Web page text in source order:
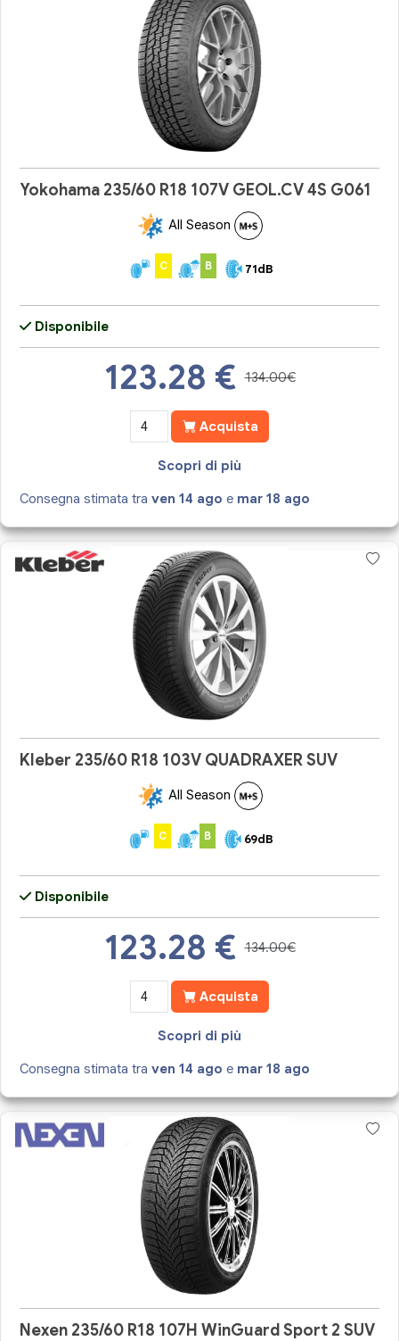
Yokohama 235/60 R18 107V GEOL.CV 4S G061
All Season
C B 71dB
Disponibile
123.28 € 134.00€
Acquista
Scopri di più
Consegna stimata traven 14 ago e mar 18 ago
Kleber 235/60 R18 103V QUADRAXER SUV
All Season
C B 69dB
Disponibile
123.28 € 134.00€
Acquista
Scopri di più
Consegna stimata traven 14 ago e mar 18 ago
Nexen 235/60 R18 107H WinGuard Sport 2 SUV